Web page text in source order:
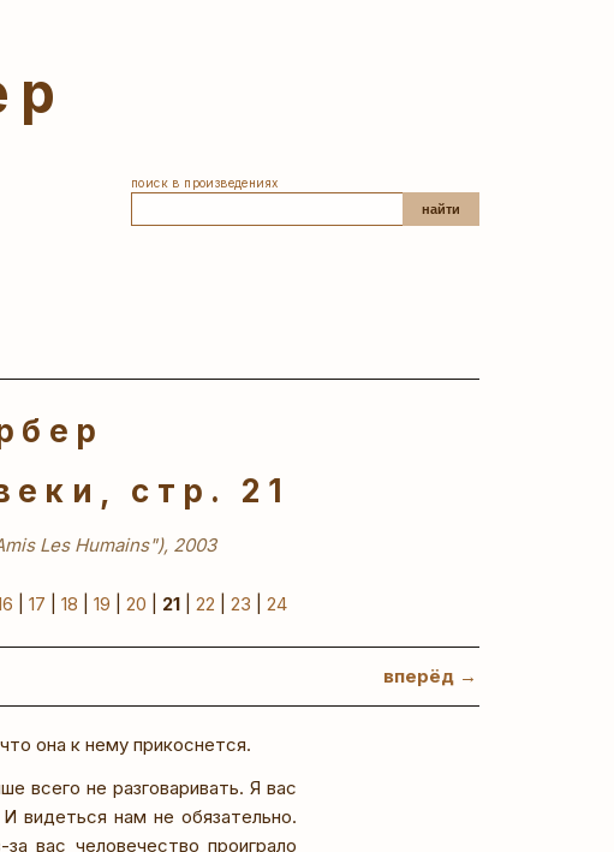
поиск в произведениях
найти
стр. 21
Les Humains"), 2003
17 18 19 20 21 22 23 24
вперёд →
она к нему прикоснется.
всего не разговаривать. Я вас
нам не обязательно.
вас человечество проиграло